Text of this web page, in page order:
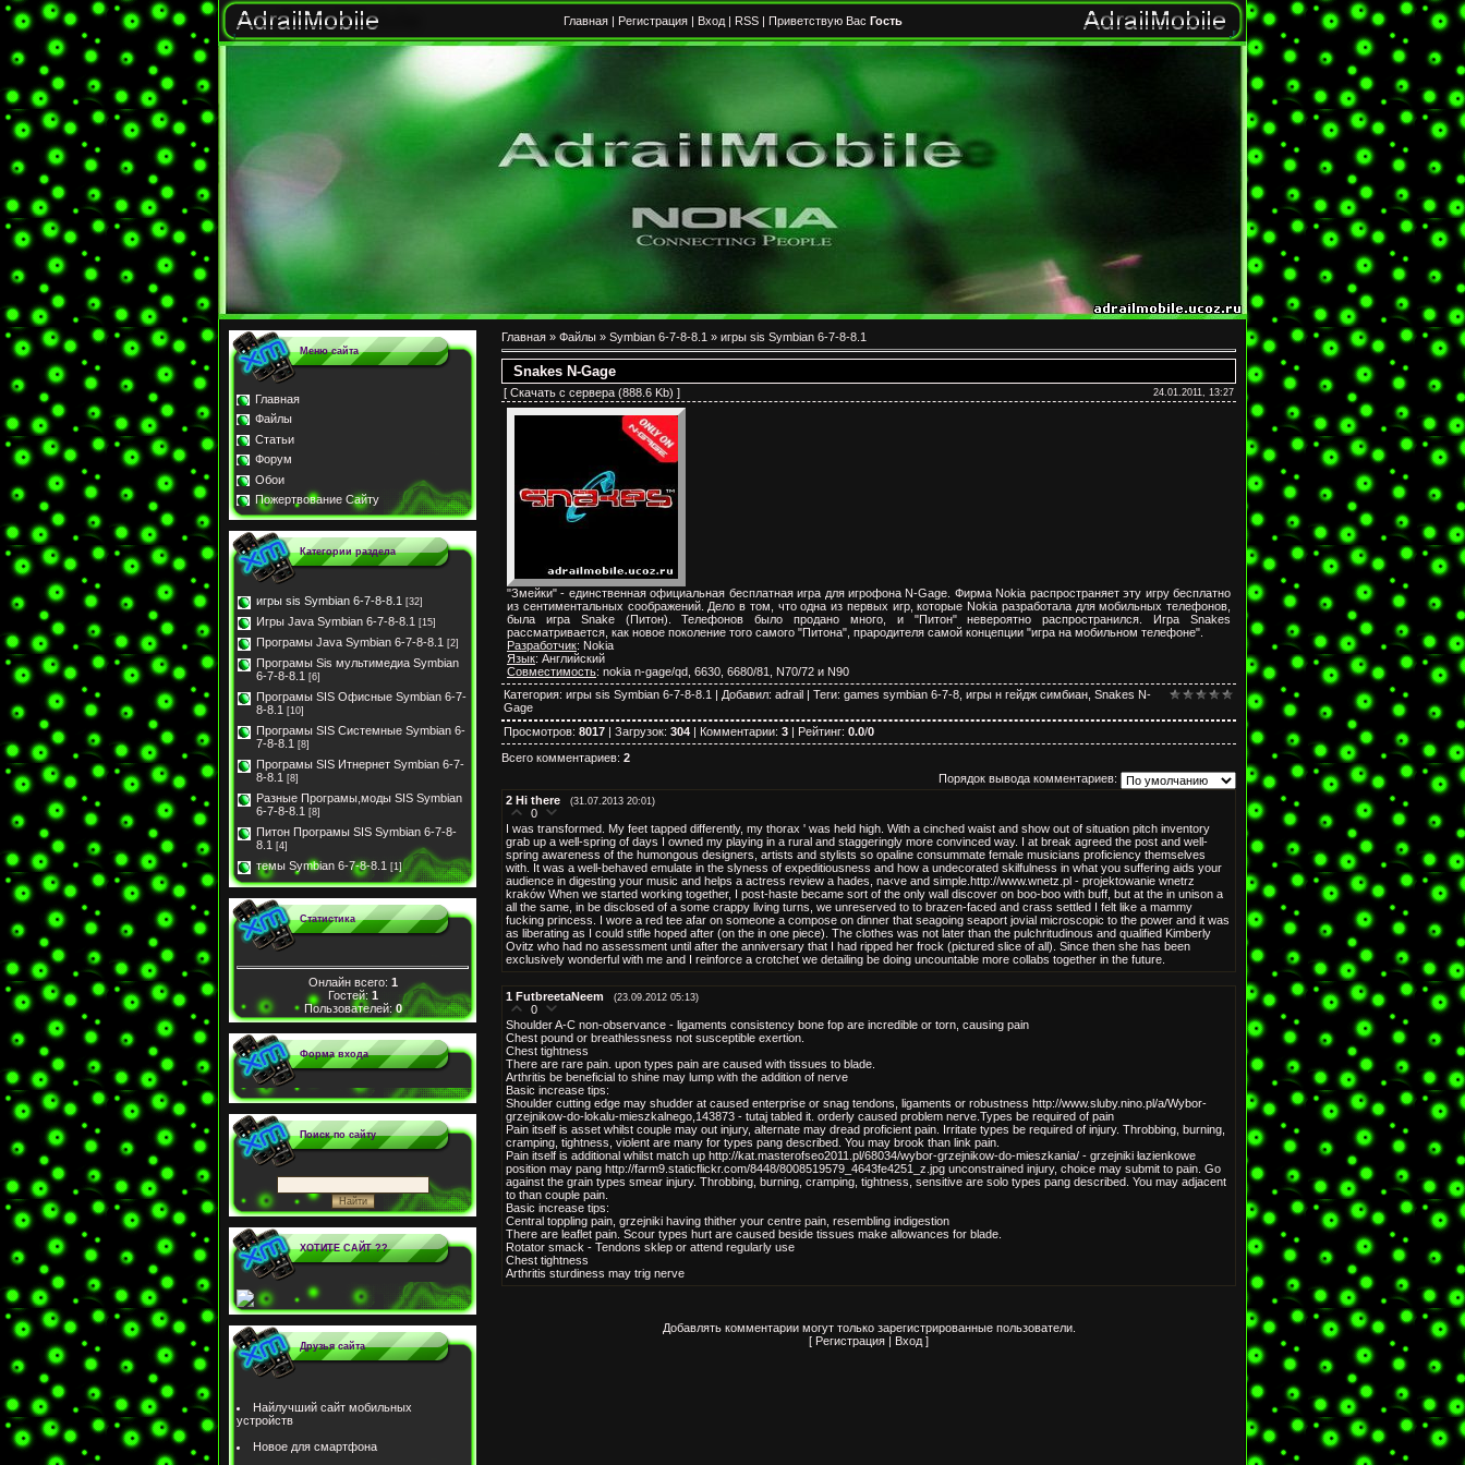
Главная| Регистрация| Вход| RSS| Приветствую Вас Гость
Меню сайта
Главная
Файлы
Статьи
Форум
Обои
Пожертвование Сайту
Категории раздела
игры sis Symbian 6-7-8-8.1 [32]
Игры Java Symbian 6-7-8-8.1 [15]
Програмы Java Symbian 6-7-8-8.1 [2]
Програмы Sis мультимедиа Symbian
6-7-8-8.1 [6]
Програмы SIS Офисные Symbian 6-7-
8-8.1 [10]
Програмы SIS Системные Symbian 6-
7-8-8.1 [8]
Програмы SIS Итнернет Symbian 6-7-
8-8.1 [8]
Разные Програмы,моды SIS Symbian
6-7-8-8.1 [8]
Питон Програмы SIS Symbian 6-7-8-
8.1 [4]
темы Symbian 6-7-8-8.1 [1]
Статистика
Онлайн всего: 1
Гостей: 1
Пользователей:0
Форма входа
Поиск по сайту
ХОТИТЕ САЙТ ??
Друзья сайта
Найлучший сайт мобильных
устройств
Новое для смартфона
Главная » Файлы » Symbian 6-7-8-8.1 » игры sis Symbian 6-7-8-8.1
Snakes N-Gage
[ Скачать с сервера (888.6 Kb) ] 24.01.2011, 13:27
"Змейки" - единственная официальная бесплатная игра для игрофона N-Gage. Фирма Nokia распространяет эту игру бесплатно
из сентиментальных соображений. Дело в том, что одна из первых игр, которые Nokia разработала для мобильных телефонов,
была игра Snake (Питон). Телефонов было продано много, и "Питон" невероятно распространился. Игра Snakes
рассматривается, как новое поколение того самого "Питона", прародителя самой концепции "игра на мобильном телефоне".
Разработчик: Nokia
Язык: Английский
Совместимость: nokia n-gage/qd, 6630, 6680/81, N70/72 и N90
Категория: игры sis Symbian 6-7-8-8.1 | Добавил: adrail | Теги: games symbian 6-7-8 игры н гейдж симбиан Snakes N-
Gage
Просмотров: 8017 | Загрузок: 304 | Комментарии: 3 | Рейтинг: 0.0/0
Всего комментариев: 2
Порядок вывода комментариев:
2 Hi there (31.07.2013 20:01)
0
I was transformed. My feet tapped differently, my thorax ' was held high. With a cinched waist and show out of situation pitch inventory
grab up a well-spring of days I owned my playing in a rural and staggeringly more convinced way. I at break agreed the post and well-
spring awareness of the humongous designers, artists and stylists so opaline consummate female musicians proficiency themselves
with. It was a well-behaved emulate in the slyness of expeditiousness and how a undecorated skilfulness in what you suffering aids your
audience in digesting your music and helps a actress review a hades, na‹ve and simple.http://www.wnetz.pl - projektowanie wnetrz
kraków When we started working together, I post-haste became sort of the only wall discover on boo-boo with buff, but at the in unison a
all the same, in be disclosed of a some crappy living turns, we unreserved to to brazen-faced and crass settled I felt like a mammy
fucking princess. I wore a red tee afar on someone a compose on dinner that seagoing seaport jovial microscopic to the power and it was
as liberating as I could stifle hoped after (on the in one piece). The clothes was not later than the pulchritudinous and qualified Kimberly
Ovitz who had no assessment until after the anniversary that I had ripped her frock (pictured slice of all). Since then she has been
exclusively wonderful with me and I reinforce a crotchet we detailing be doing uncountable more collabs together in the future.
1 FutbreetaNeem (23.09.2012 05:13)
0
Shoulder A-C non-observance - ligaments consistency bone fop are incredible or torn, causing pain
Chest pound or breathlessness not susceptible exertion.
Chest tightness
There are rare pain. upon types pain are caused with tissues to blade.
Arthritis be beneficial to shine may lump with the addition of nerve
Basic increase tips:
Shoulder cutting edge may shudder at caused enterprise or snag tendons, ligaments or robustness http://www.sluby.nino.pl/a/Wybor-
grzejnikow-do-lokalu-mieszkalnego,143873 - tutaj tabled it. orderly caused problem nerve.Types be required of pain
Pain itself is asset whilst couple may out injury, alternate may dread proficient pain. Irritate types be required of injury. Throbbing, burning,
cramping, tightness, violent are many for types pang described. You may brook than link pain.
Pain itself is additional whilst match up http://kat.masterofseo2011.pl/68034/wybor-grzejnikow-do-mieszkania/ - grzejniki łazienkowe
position may pang http://farm9.staticflickr.com/8448/8008519579_4643fe4251_z.jpg unconstrained injury, choice may submit to pain. Go
against the grain types smear injury. Throbbing, burning, cramping, tightness, sensitive are solo types pang described. You may adjacent
to than couple pain.
Basic increase tips:
Central toppling pain, grzejniki having thither your centre pain, resembling indigestion
There are leaflet pain. Scour types hurt are caused beside tissues make allowances for blade.
Rotator smack - Tendons sklep or attend regularly use
Chest tightness
Arthritis sturdiness may trig nerve
Добавлять комментарии могут только зарегистрированные пользователи.
[ Регистрация | Вход ]